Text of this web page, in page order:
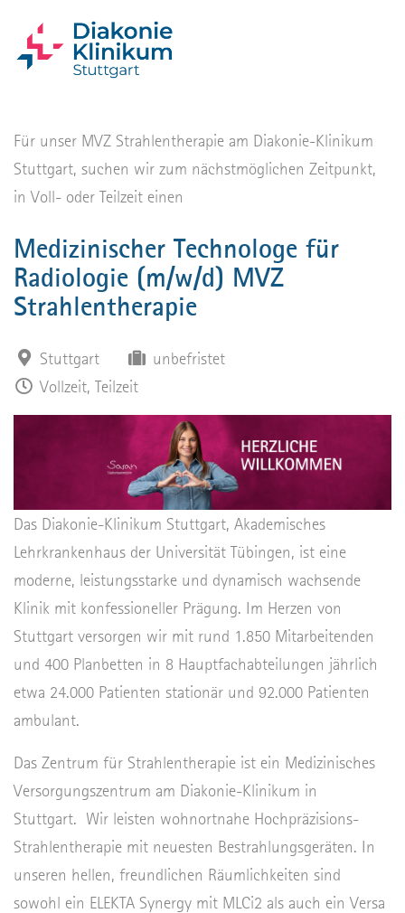
Für unser MVZ Strahlentherapie am Diakonie-Klinikum
Stuttgart, suchen wir zum nächstmöglichen Zeitpunkt,
in Voll- oder Teilzeit einen
Medizinischer Technologe für
Radiologie (m/w/d) MVZ
Strahlentherapie
Stuttgart
unbefristet
Vollzeit, Teilzeit
Das Diakonie-Klinikum Stuttgart, Akademisches
Lehrkrankenhaus der Universität Tübingen, ist eine
moderne, leistungsstarke und dynamisch wachsende
Klinik mit konfessioneller Prägung. Im Herzen von
Stuttgart versorgen wir mit rund 1.850 Mitarbeitenden
und 400 Planbetten in 8 Hauptfachabteilungen jährlich
etwa 24.000 Patienten stationär und 92.000 Patienten
ambulant.
Das Zentrum für Strahlentherapie ist ein Medizinisches
Versorgungszentrum am Diakonie-Klinikum in
Stuttgart. Wir leisten wohnortnahe Hochpräzisions-
Strahlentherapie mit neuesten Bestrahlungsgeräten. In
unseren hellen, freundlichen Räumlichkeiten sind
sowohl ein ELEKTA Synergy mit MLCi2 als auch ein Versa